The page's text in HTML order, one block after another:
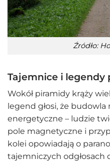
Źródło:
Tajemnice i legendy
Wokół piramidy krąży
legend głosi, że budowla
energetyczne – ludzie
pole magnetyczne i
kolei opowiadają o
tajemniczych odgłosach